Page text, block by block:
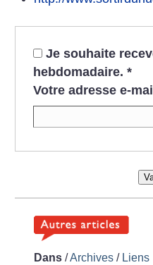
Je souhaite
hebdomadaire. *
Votre adresse e-
Dans /Archives / Liens